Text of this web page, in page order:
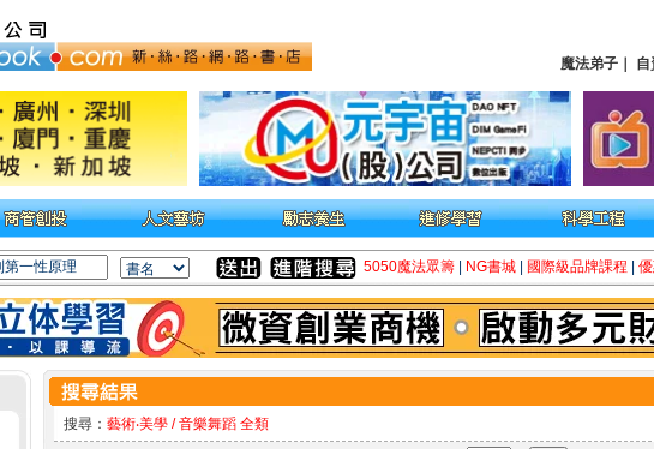
魔法弟子 自
5050魔法眾籌 NG書城 國際級品牌課程
搜尋： 藝術‧美學 / 音樂舞蹈 全類